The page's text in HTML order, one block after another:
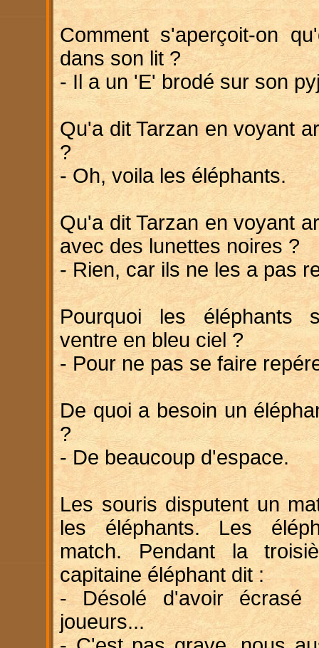
Comment s'aperçoit-on
dans son lit ?
- Il a un 'E' brodé sur son
Qu'a dit Tarzan en voyant
?
- Oh, voila les éléphants.
Qu'a dit Tarzan en voyant
avec des lunettes noires ?
- Rien, car ils ne les a pas
Pourquoi les éléphants
ventre en bleu ciel ?
- Pour ne pas se faire
De quoi a besoin un
?
- De beaucoup d'espace.
Les souris disputent un
les éléphants. Les
match. Pendant la
capitaine éléphant dit :
- Désolé d'avoir
joueurs...